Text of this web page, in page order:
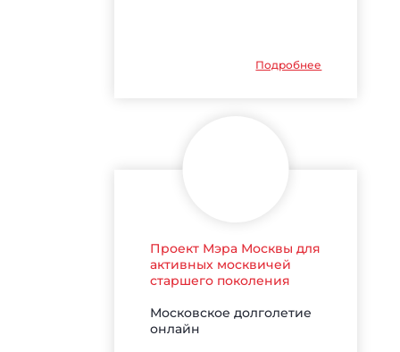
Подробнее
Проект Мэра Москвы для
активных москвичей
старшего поколения
Московское долголетие
онлайн